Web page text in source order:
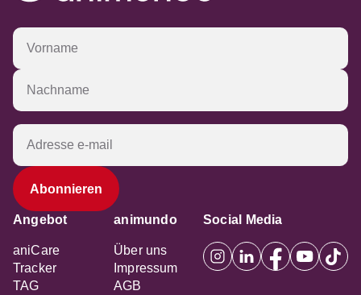
Angebot
aniCare
Tracker
TAG
animundo
Über uns
Impressum
AGB
Social Media